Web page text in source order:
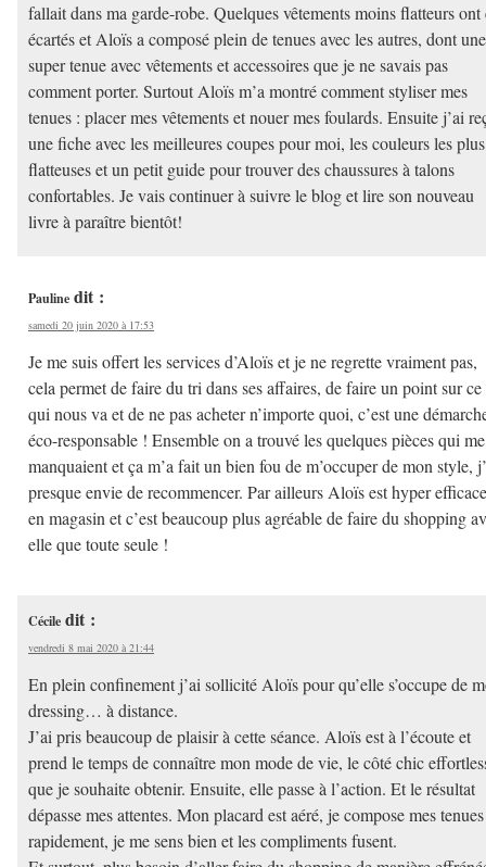
fallait dans ma garde-robe. Quelques vêtements moins flatteurs ont
écartés et Aloïs a composé plein de tenues avec les autres, dont une
super tenue avec vêtements et accessoires que je ne savais pas
comment porter. Surtout Aloïs m’a montré comment styliser mes
tenues : placer mes vêtements et nouer mes foulards. Ensuite j’ai
une fiche avec les meilleures coupes pour moi, les couleurs les plus
flatteuses et un petit guide pour trouver des chaussures à talons
confortables. Je vais continuer à suivre le blog et lire son nouveau
livre à paraître bientôt!
Pauline dit :
samedi 20 juin 2020 à 17:53
Je me suis offert les services d’Aloïs et je ne regrette vraiment pas,
cela permet de faire du tri dans ses affaires, de faire un point sur ce
qui nous va et de ne pas acheter n’importe quoi, c’est une
éco-responsable ! Ensemble on a trouvé les quelques pièces qui me
manquaient et ça m’a fait un bien fou de m’occuper de mon style,
presque envie de recommencer. Par ailleurs Aloïs est hyper efficace
en magasin et c’est beaucoup plus agréable de faire du shopping
elle que toute seule !
Cécile dit :
vendredi 8 mai 2020 à 21:44
En plein confinement j’ai sollicité Aloïs pour qu’elle s’occupe de
dressing… à distance.
J’ai pris beaucoup de plaisir à cette séance. Aloïs est à l’écoute et
prend le temps de connaître mon mode de vie, le côté chic
que je souhaite obtenir. Ensuite, elle passe à l’action. Et le résultat
dépasse mes attentes. Mon placard est aéré, je compose mes tenues
rapidement, je me sens bien et les compliments fusent.